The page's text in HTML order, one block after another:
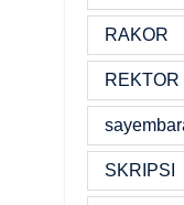
RAKOR
SKRIPSI